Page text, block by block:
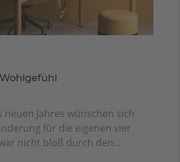
neuen Jahres wünschen sich
für die eigenen vier
nicht bloß durch den...